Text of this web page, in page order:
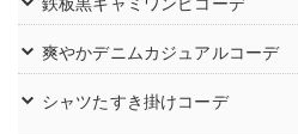
爽やかデニムカジュアルコーデ
シャツたすき掛けコーデ